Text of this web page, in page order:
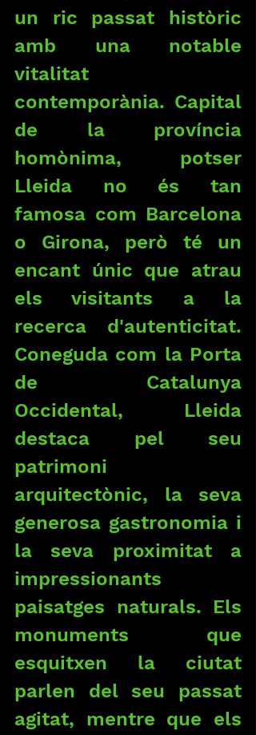
un ric passat històric
amb una notable
vitalitat
contemporània. Capital
de la província
homònima, potser
Lleida no és tan
famosa com Barcelona
o Girona, però té un
encant únic que atrau
els visitants a la
recerca d'autenticitat.
Coneguda com la Porta
de Catalunya
Occidental, Lleida
destaca pel seu
patrimoni
arquitectònic, la seva
generosa gastronomia i
la seva proximitat a
impressionants
paisatges naturals. Els
monuments que
esquitxen la ciutat
parlen del seu passat
agitat, mentre que els